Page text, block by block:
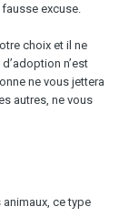
excuse.
choix et il ne
n’est
ne vous jettera
autres, ne vous
ce type